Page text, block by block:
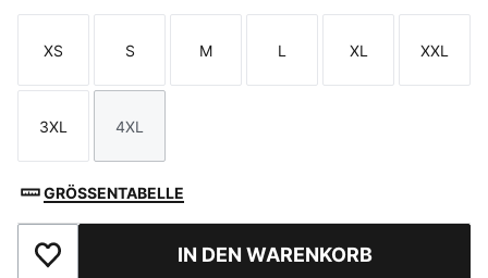
Größe
XS
Größe
S
Größe
M
Größe
L
Größe
XL
Größe
XXL
Größe
3XL
Größe
4XL
GRÖSSENTABELLE
Zu Favoriten hinzufügenIN DEN WARENKORB